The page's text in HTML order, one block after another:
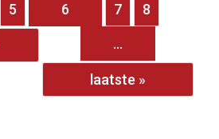
5 6 7 8
…
laatste »